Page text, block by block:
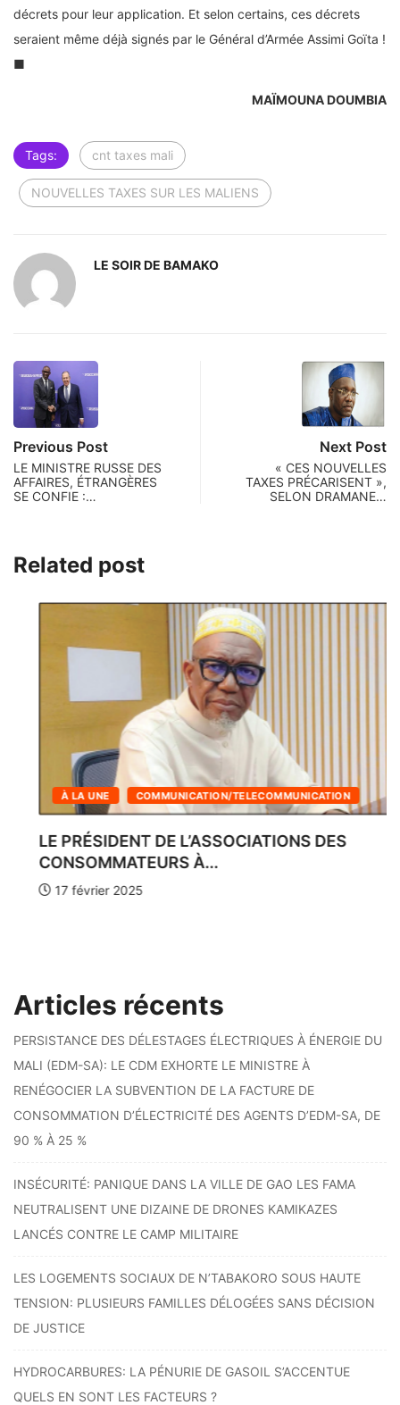
décrets pour leur application. Et selon certains, ces décrets
seraient même déjà signés par le Général d’Armée Assimi Goïta !
■
MAÏMOUNA DOUMBIA
Tags: cnt taxes mali
NOUVELLES TAXES SUR LES MALIENS
LE SOIR DE BAMAKO
Previous Post
LE MINISTRE RUSSE DES
AFFAIRES, ÉTRANGÈRES
SE CONFIE :…
Next Post
« CES NOUVELLES
TAXES PRÉCARISENT »,
SELON DRAMANE…
Related post
À LA UNE POLITIQUE & GOUVERNANCE
« CES NOUVELLES TAXES
SELON...
17 février 2025
Articles récents
PERSISTANCE DES DÉLESTAGES ÉLECTRIQUES À ÉNERGIE DU
MALI (EDM-SA): LE CDM EXHORTE LE MINISTRE À
RENÉGOCIER LA SUBVENTION DE LA FACTURE DE
CONSOMMATION D’ÉLECTRICITÉ DES AGENTS D’EDM-SA, DE
90 % À 25 %
INSÉCURITÉ: PANIQUE DANS LA VILLE DE GAO LES FAMA
NEUTRALISENT UNE DIZAINE DE DRONES KAMIKAZES
LANCÉS CONTRE LE CAMP MILITAIRE
LES LOGEMENTS SOCIAUX DE N’TABAKORO SOUS HAUTE
TENSION: PLUSIEURS FAMILLES DÉLOGÉES SANS DÉCISION
DE JUSTICE
HYDROCARBURES: LA PÉNURIE DE GASOIL S’ACCENTUE
QUELS EN SONT LES FACTEURS ?